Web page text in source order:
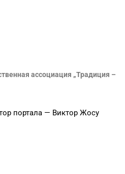
ассоциация „Традиция –
портала — Виктор Жосу